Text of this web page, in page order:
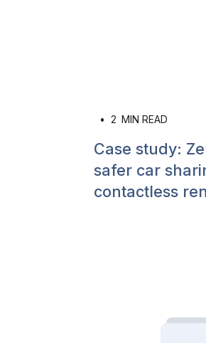
• 2 MIN READ
Case study:
safer car
contactless